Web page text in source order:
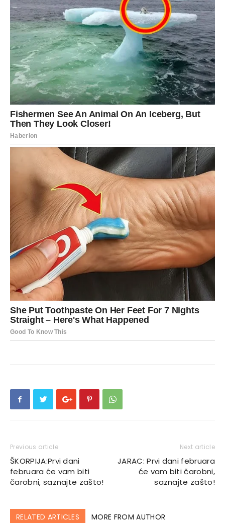
Previous article
ŠKORPIJA:Prvi dani
februara će vam biti
čarobni, saznajte zašto!
Next article
JARAC: Prvi dani februara
će vam biti čarobni,
saznajte zašto!
RELATED ARTICLES MORE FROM AUTHOR